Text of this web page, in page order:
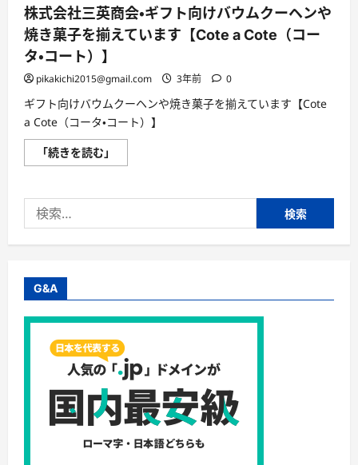
の
す
べ
て
つ
い
て
さ
ら
に
読
株式会社三英商会・ギフト向けバウムクーヘンや
焼き菓子を揃えています【Cote a Cote（コー
タ・コート）】
pikakichi2015@gmail.com 3年前 0
ギフト向けバウムクーヘンや焼き菓子を揃えています【Cote
a Cote（コータ・コート）】
「続きを読む」
式
三
会・
ギ
バ
ム
ー
ヘ
ン
や
き
菓
子
揃
え
索:
G&A